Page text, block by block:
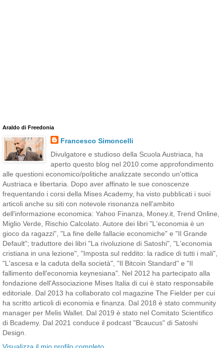
Araldo di Freedonia
Francesco Simoncelli
Divulgatore e studioso della Scuola Austriaca, ha
aperto questo blog nel 2010 come approfondimento
alle questioni economico/politiche analizzate secondo un'ottica
Austriaca e libertaria. Dopo aver affinato le sue conoscenze
frequentando i corsi della Mises Academy, ha visto pubblicati i suoi
articoli anche su siti con notevole risonanza nell'ambito
dell'informazione economica: Yahoo Finanza, Money.it, Trend Online,
Miglio Verde, Rischio Calcolato. Autore dei libri "L'economia è un
gioco da ragazzi", "La fine delle fallacie economiche" e "Il Grande
Default"; traduttore dei libri "La rivoluzione di Satoshi", "L'economia
cristiana in una lezione", "Imposta sul reddito: la radice di tutti i mali",
"L'ascesa e la caduta della società", "Il Bitcoin Standard" e "Il
fallimento dell'economia keynesiana". Nel 2012 ha partecipato alla
fondazione dell'Associazione Mises Italia di cui è stato responsabile
editoriale. Dal 2013 ha collaborato col magazine The Fielder per cui
ha scritto articoli di economia e finanza. Dal 2018 è stato community
manager per Melis Wallet. Dal 2019 è stato nel Comitato Scientifico
di Bcademy. Dal 2021 conduce il podcast "Bcaucus" di Satoshi
Design.
Visualizza il mio profilo completo